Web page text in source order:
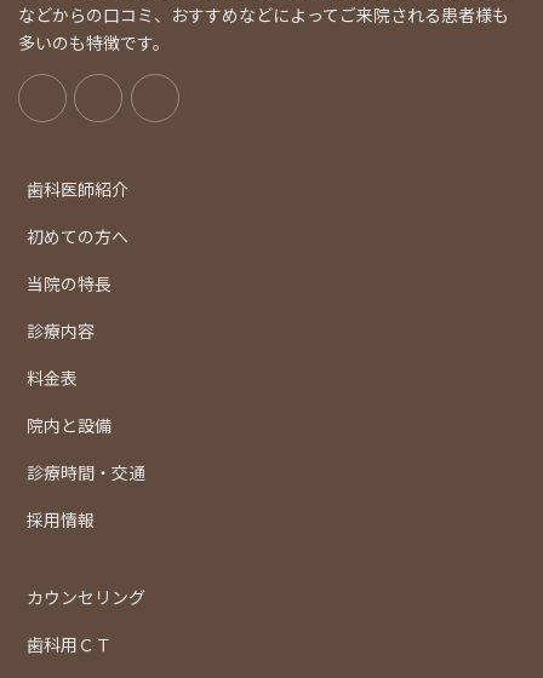
などからの口コミ、おすすめなどによってご来院される患者様も
多いのも特徴です。
歯科医師紹介
初めての方へ
当院の特長
診療内容
料金表
院内と設備
診療時間・交通
採用情報
カウンセリング
歯科用ＣＴ